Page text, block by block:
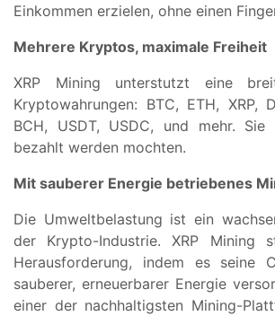
Einkommen erzielen, ohne einen
Mehrere Kryptos, maximale Freiheit
XRP Mining unterstutzt eine
Kryptowahrungen: BTC, ETH, XRP,
BCH, USDT, USDC, und mehr.
bezahlt werden mochten.
Mit sauberer Energie betriebenes
Die Umweltbelastung ist ein
der Krypto-Industrie. XRP Mining
Herausforderung, indem es seine
sauberer, erneuerbarer Energie
einer der nachhaltigsten Mining-